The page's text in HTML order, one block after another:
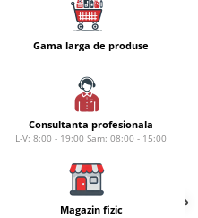
Gama larga de produse
Consultanta profesionala
L-V: 8:00 - 19:00 Sam: 08:00 - 15:00
Magazin fizic